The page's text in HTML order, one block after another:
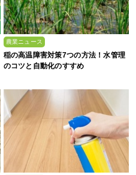
農業ニュース
稲の高温障害対策7つの方法！水管理
のコツと自動化のすすめ